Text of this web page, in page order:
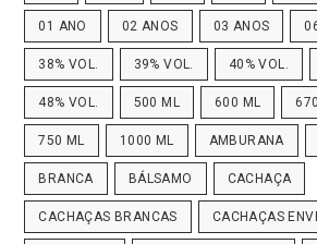
01 ANO 02 ANOS 03 ANOS
38% VOL. 39% VOL. 40% VOL.
48% VOL. 500 ML 600 ML
750 ML 1000 ML AMBURANA
BRANCA BÁLSAMO CACHAÇA
CACHAÇAS BRANCAS CACHAÇAS